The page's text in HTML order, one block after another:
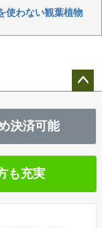
使わない観葉植物
へ
決済可能
も充実